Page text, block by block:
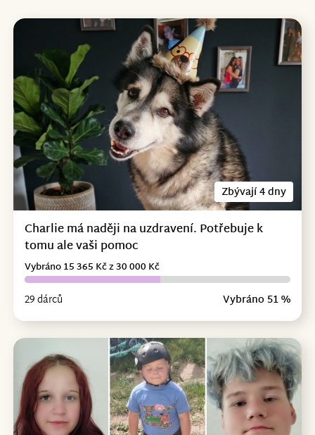
Zbývají 4 dny
Charlie má naději na uzdravení. Potřebuje k
tomu ale vaši pomoc
29 dárců Vybráno 51 %
Vybráno 15 365 Kč z 30 000 Kč